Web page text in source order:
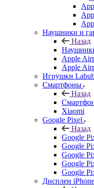
Наушники и
Назад
Apple
Apple
Игрушки
Смартфоны
Назад
Xiaomi
Google Pixel
Назад
Google
Google
Google
Google
Google
Дисплеи iPhone